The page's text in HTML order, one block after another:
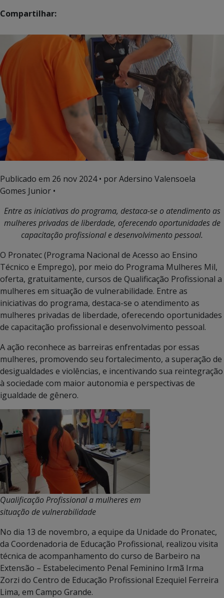
Compartilhar:
Publicado em 26 nov 2024• por Adersino Valensoela
Gomes Junior •
Entre as iniciativas do programa, destaca-se o atendimento as
mulheres privadas de liberdade, oferecendo oportunidades de
capacitação profissional e desenvolvimento pessoal.
O Pronatec (Programa Nacional de Acesso ao Ensino
Técnico e Emprego), por meio do Programa Mulheres Mil,
oferta, gratuitamente, cursos de Qualificação Profissional a
mulheres em situação de vulnerabilidade. Entre as
iniciativas do programa, destaca-se o atendimento as
mulheres privadas de liberdade, oferecendo oportunidades
de capacitação profissional e desenvolvimento pessoal.
A ação reconhece as barreiras enfrentadas por essas
mulheres, promovendo seu fortalecimento, a superação de
desigualdades e violências, e incentivando sua reintegração
à sociedade com maior autonomia e perspectivas de
igualdade de gênero.
Qualificação Profissional a mulheres em
situação de vulnerabilidade
No dia 13 de novembro, a equipe da Unidade do Pronatec,
da Coordenadoria de Educação Profissional, realizou visita
técnica de acompanhamento do curso de Barbeiro na
Extensão – Estabelecimento Penal Feminino Irmã Irma
Zorzi do Centro de Educação Profissional Ezequiel Ferreira
Lima, em Campo Grande.